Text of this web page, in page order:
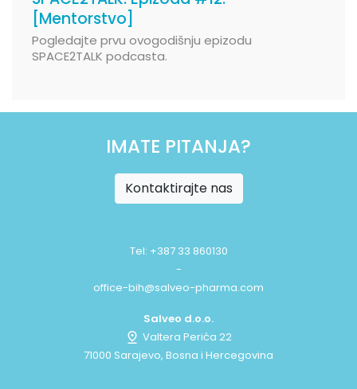
[Mentorstvo]
Pogledajte prvu ovogodišnju epizodu
SPACE2TALK podcasta.
IMATE PITANJA?
Kontaktirajte nas
Tel: +387 33 860130
-
office-bih@salveo-pharma.com
Salveo d.o.o.
Valtera Perića 22
71000 Sarajevo, Bosna i Hercegovina